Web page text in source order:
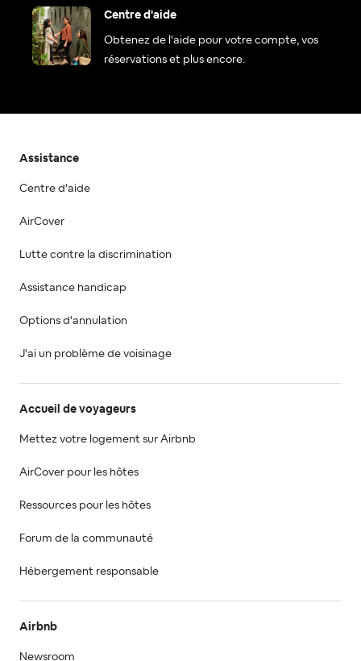
Centre d'aide
Obtenez de l'aide pour votre compte, vos
réservations et plus encore.
Assistance
Centre d'aide
AirCover
Lutte contre la discrimination
Assistance handicap
Options d'annulation
J'ai un problème de voisinage
Accueil de voyageurs
Mettez votre logement sur Airbnb
AirCover pour les hôtes
Ressources pour les hôtes
Forum de la communauté
Hébergement responsable
Airbnb
Newsroom